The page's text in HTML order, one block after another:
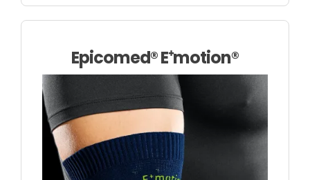
Epicomed® E⁺motion®